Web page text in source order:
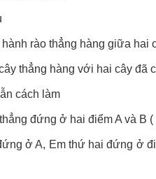
rào thẳng hàng giữa hai
thẳng hàng với hai cây đã
cách làm
đứng ở hai điểm A và B
ở A, Em thứ hai đứng ở